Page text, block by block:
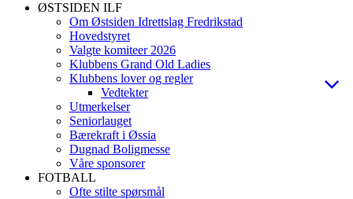
ØSTSIDEN ILF
Om Østsiden Idrettslag Fredrikstad
Hovedstyret
Valgte komiteer 2026
Klubbens Grand Old Ladies
Klubbens lover og regler
Vedtekter
Utmerkelser
Seniorlauget
Bærekraft i Øssia
Dugnad Boligmesse
Våre sponsorer
FOTBALL
Ofte stilte spørsmål